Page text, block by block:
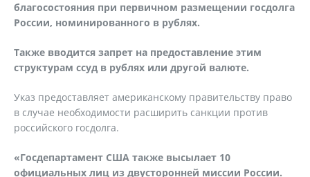
благосостояния при первичном размещении госдолга
России, номинированного в рублях.
Также вводится запрет на предоставление этим
структурам ссуд в рублях или другой валюте.
Указ предоставляет американскому правительству право
в случае необходимости расширить санкции против
российского госдолга.
«Госдепартамент США также высылает 10
официальных лиц из двусторонней миссии России.